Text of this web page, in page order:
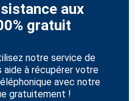
aux
gratuit
notre service de
aide à récupérer votre
avec notre
gratuitement !